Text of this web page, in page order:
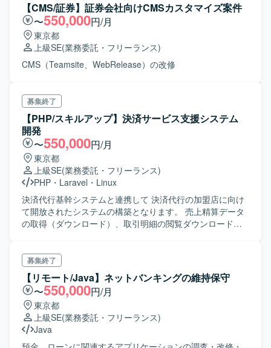
【CMS/証券】証券会社向けCMSカスタマイズ案件
〜550,000円/月
東京都
上級SE(業務委託・フリーランス)
CMS（Teamsite、WebRelease）の改修
募集終了
【PHP/スキルアップ】決済サービス支援システム
開発
〜550,000円/月
東京都
上級SE(業務委託・フリーランス)
PHP ・ Laravel ・ Linux
決済代行基幹システムと連携して 決済代行の加盟店に向け
て開放されたシステムの構築となります。 売上精算データ
の取得（ダウンロード）、取引明細の閲覧ダウンロード、
ズへと入ります。
募集終了
【リモート/Java】ネットバンキングの維持保守
〜550,000円/月
東京都
上級SE(業務委託・フリーランス)
Java